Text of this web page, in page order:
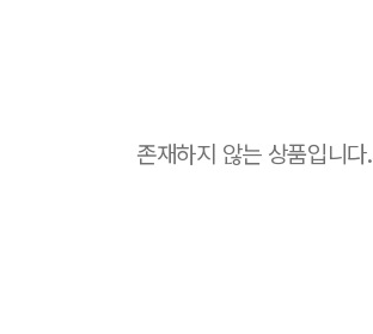
존재하지 않는 상품입니다.